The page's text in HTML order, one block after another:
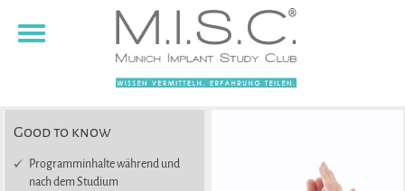
Toggle
navigation
Good to know
Programminhalte während und
nach dem Studium